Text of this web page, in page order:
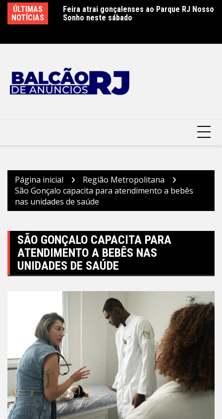
para
ÚLTIMAS
NOTÍCIAS
Feira atrai gonçalenses ao Parque RJ Nosso
Sonho neste sábado
Sábado letivo especial na rede municipal de
educação em São Gonçalo
Página inicial
Região Metropolitana
São Gonçalo capacita para atendimento a bebês
nas unidades de saúde
SÃO GONÇALO CAPACITA PARA
ATENDIMENTO A BEBÊS NAS
UNIDADES DE SAÚDE